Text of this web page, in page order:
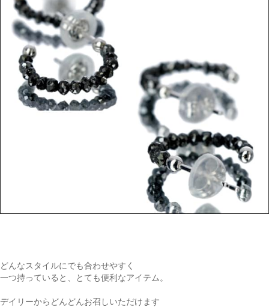
どんなスタイルにでも合わせやすく
一つ持っていると、とても便利なアイテム。
デイリーからどんどんお召しいただけます
カートを見る
お買い物を続ける